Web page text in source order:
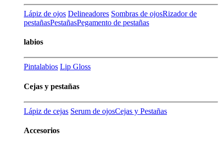
Lápiz de ojos Delineadores Sombras de ojosRizador de
pestañasPestañasPegamento de pestañas
labios
Pintalabios Lip Gloss
Cejas y pestañas
Lápiz de cejas Serum de ojosCejas y Pestañas
Accesorios